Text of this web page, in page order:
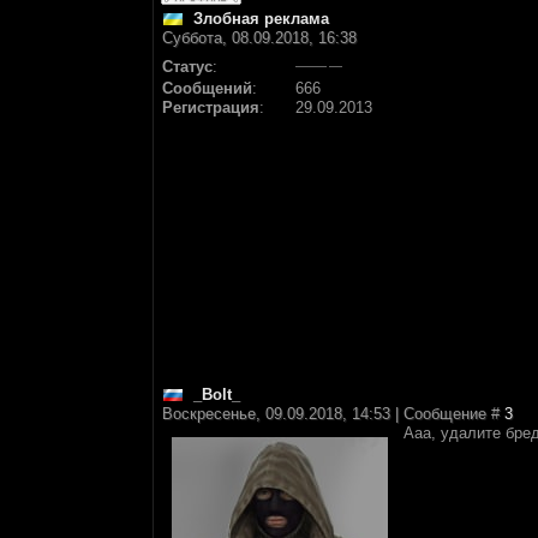
Злобная реклама
Суббота, 08.09.2018, 16:38
Статус:
Сообщений:
666
Регистрация: 29.09.2013
_Bolt_
Воскресенье, 09.09.2018, 14:53 | Сообщение # 3
Ааа, удалите